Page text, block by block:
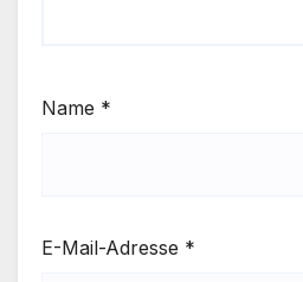
Name *
E-Mail-Adresse *